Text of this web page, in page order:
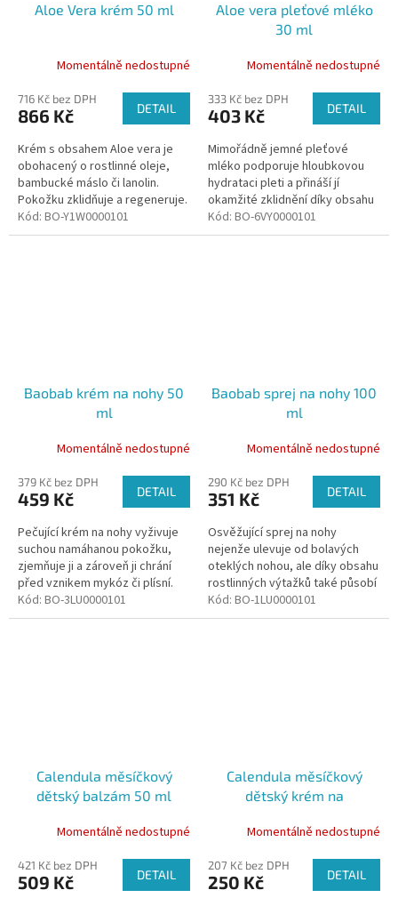
Aloe Vera krém 50 ml
Momentálně nedostupné
716 Kč bez DPH
866 Kč DETAIL
Krém s obsahem Aloe vera je
obohacený o rostlinné oleje,
bambucké máslo či lanolin.
Pokožku zklidňuje a regeneruje.
Kód: BO-Y1W0000101
Aloe vera pleťové mléko
30 ml
Momentálně nedostupné
333 Kč bez DPH
403 Kč DETAIL
Mimořádně jemné pleťové
mléko podporuje hloubkovou
hydrataci pleti a přináší jí
okamžité zklidnění díky obsahu
výtažku z Aloe vera.
Kód: BO-6VY0000101
Baobab krém na nohy 50
ml
Momentálně nedostupné
379 Kč bez DPH
459 Kč DETAIL
Pečující krém na nohy vyživuje
suchou namáhanou pokožku,
zjemňuje ji a zároveň ji chrání
před vznikem mykóz či plísní.
Kód: BO-3LU0000101
Baobab sprej na nohy 100
ml
Momentálně nedostupné
290 Kč bez DPH
351 Kč DETAIL
Osvěžující sprej na nohy
nejenže ulevuje od bolavých
oteklých nohou, ale díky obsahu
rostlinných výtažků také působí
skvěle antibakteriálně a
eliminuje pocení chodidel.
Kód: BO-1LU0000101
Calendula měsíčkový
dětský balzám 50 ml
Momentálně nedostupné
421 Kč bez DPH
509 Kč DETAIL
Calendula měsíčkový
dětský krém na
Momentálně nedostupné
207 Kč bez DPH
250 Kč DETAIL